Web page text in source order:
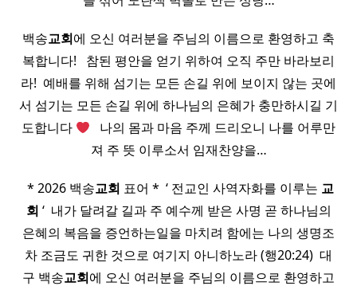
백송교회에 오신 여러분을 주님의 이름으로 환영하고 축
복합니다! ​ ​ 참된 평안을 얻기 위하여 오직 주만 바라보리
라! ​ 예배를 위해 섬기는 모든 손길 위에 보이지 않는 곳에
서 섬기는 모든 손길 위에 하나님의 은혜가 충만하시길 기
도합니다
​ ​ 나의 몸과 마음 주께 드리오니 나를 어루만
져 주 뜻 이루소서 임재찬양을…
​ * 2026 백송교회 표어 * ​ ‘ 전교인 사역자화를 이루는 교
회 ‘ ​ 내가 달려갈 길과 주 예수께 받은 사명 곧 하나님의
은혜의 복음을 증언하는일을 마치려 함에는 나의 생명조
차 조금도 귀한 것으로 여기지 아니하노라 (행20:24) ​ 대
구 백송교회에 오신 여러분을 주님의 이름으로 환영하고